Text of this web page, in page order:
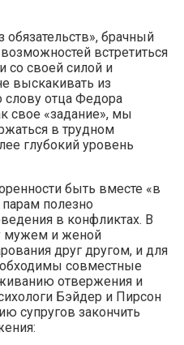
обязательств», брачный
встретиться
со своей силой и
выскакивать из
слову отца Федора
свое «задание», мы
в трудном
глубокий уровень
быть вместе «в
полезно
в конфликтах. В
мужем и женой
друг другом, и для
совместные
отвержения и
Бэйдер и Пирсон
супругов закончить